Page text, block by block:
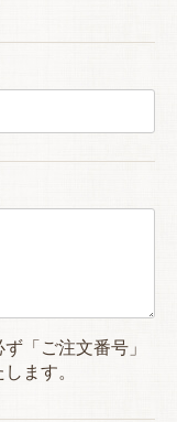
「ご注文番号」
ます。